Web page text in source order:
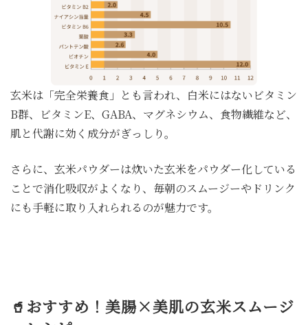
玄米は「完全栄養食」とも言われ、白米にはないビタミン
B群、ビタミンE、GABA、マグネシウム、食物繊維など、
肌と代謝に効く成分がぎっしり。
さらに、玄米パウダーは炊いた玄米をパウダー化している
ことで消化吸収がよくなり、毎朝のスムージーやドリンク
にも手軽に取り入れられるのが魅力です。
🥤おすすめ！美腸×美肌の玄米スムージ